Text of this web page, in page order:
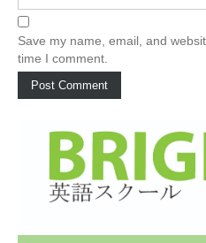
Save my name, email, and
time I comment.